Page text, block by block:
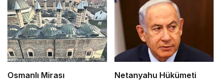
Osmanlı Mirası
Netanyahu Hükümeti